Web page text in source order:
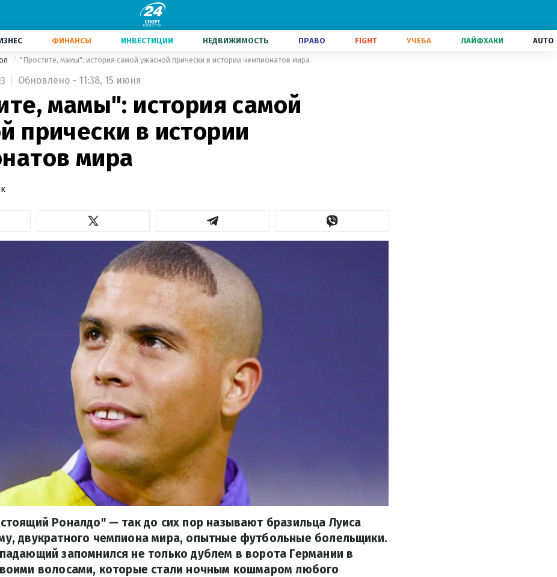
ФИНАНСЫ ИНВЕСТИЦИИ НЕДВИЖИМОСТЬ ПРАВО FIGHT УЧЕБА ЛАЙФХАКИ AUTO
"Простите, мамы": история самой ужасной прически в истории чемпионатов мира
3 Обновлено - 11:38, 15 июня
мамы": история самой
прически в истории
мира
Роналдо" — так до сих пор называют бразильца Луиса
двукратного чемпиона мира, опытные футбольные болельщики.
запомнился не только дублем в ворота Германии в
волосами, которые стали ночным кошмаром любого